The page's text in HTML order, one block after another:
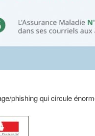
phishing qui circule